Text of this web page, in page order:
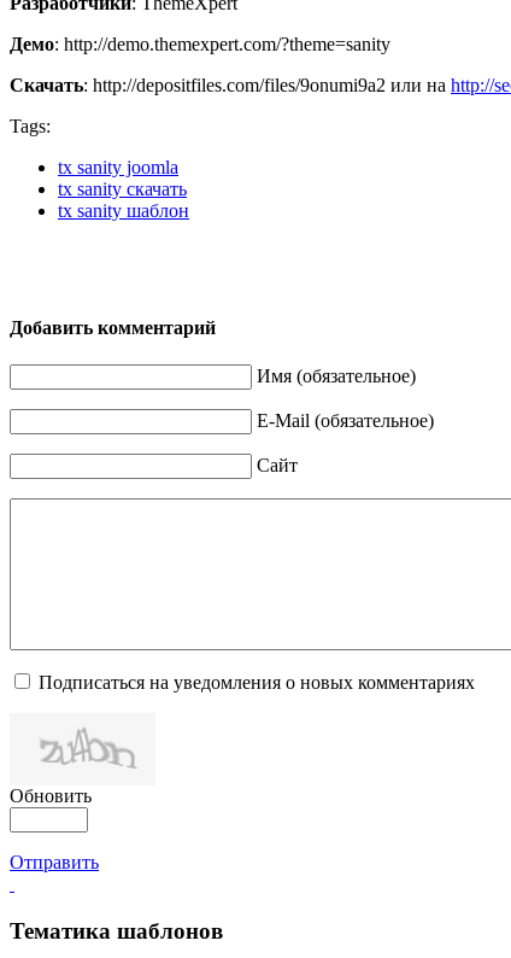
Демо: http://demo.themexpert.com/?theme=sanity
Скачать: http://depositfiles.com/files/9onumi9a2 или на http://
Tags:
tx sanity joomla
tx sanity скачать
tx sanity шаблон
Добавить комментарий
Имя (обязательное)
E-Mail (обязательное)
Сайт
Подписаться на уведомления о новых комментариях
Обновить
Отправить
Тематика шаблонов